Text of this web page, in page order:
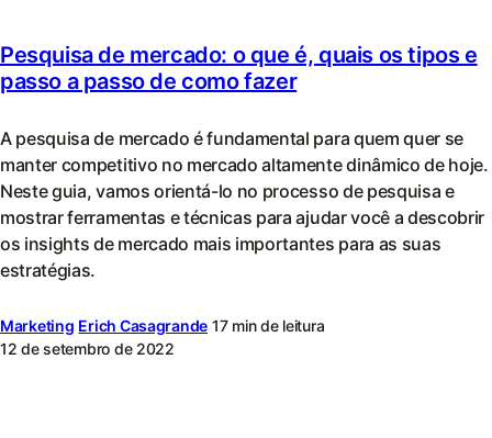
Pesquisa de mercado: o que é, quais os tipos e
passo a passo de como fazer
A pesquisa de mercado é fundamental para quem quer se
manter competitivo no mercado altamente dinâmico de hoje.
Neste guia, vamos orientá-lo no processo de pesquisa e
mostrar ferramentas e técnicas para ajudar você a descobrir
os insights de mercado mais importantes para as suas
estratégias.
Marketing Erich Casagrande 17 min de leitura
12 de setembro de 2022